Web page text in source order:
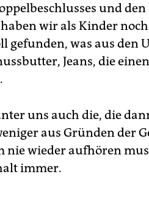
und
wir als Kinder
gefunden, was aus den
Jeans, die
uns auch die, die
aus Gründen der
nie wieder aufhören
immer.